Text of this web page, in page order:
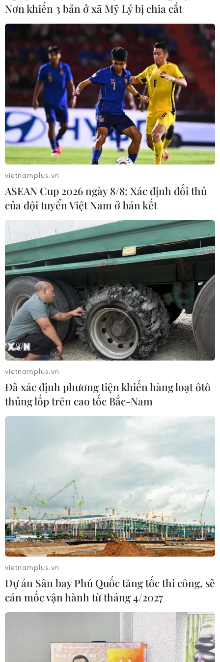
479.000 đồng.
7 trải nghiệm ấn tượng khi
đi du lịch Vịnh Hạ Long
11/06/2019 02:08
Dịch vụ khám phá Vịnh Hạ Long bằng trực thăng đã thu
hút nhiều sự quan tâm của báo chí quốc tế. Ngoài ra,
du khách còn có nhiều lựa chọn khám phá khác khi đến
với kỳ quan thế giới này.
Hạ Long xóa định kiến du lịch 'một mùa'
13/06/2019 06:55
Hạ Long đã lột xác trở thành điểm đến du lịch sôi động
suốt 4 mùa. Bất chấp thời tiết nóng hay lạnh, những
dòng khách cứ tấp nập đến thành phố này, bằng cả
đường bộ, đường không, đường thủy.
Nơn khiến 3 bản ở xã Mỹ Lý bị chia cắt
vietnamplus.vn
ASEAN Cup 2026 ngày 8/8: Xác định đối thủ
của đội tuyển Việt Nam ở bán kết
vietnamplus.vn
Đã xác định phương tiện khiến hàng loạt ôtô
thủng lốp trên cao tốc Bắc-Nam
vietnamplus.vn
Dự án Sân bay Phú Quốc tăng tốc thi công, sẽ
cán mốc vận hành từ tháng 4/2027